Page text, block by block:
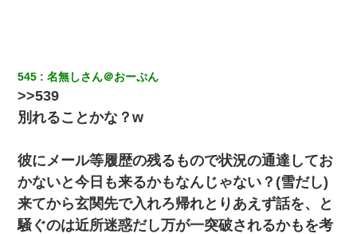
【衝撃】女友達から行為中に告白されてOKした結果
【驚愕】5000円でＪＫと行為してきたが後悔しかない…
３２歳俺「ずっと好きでした！！付き合って下さい！」 ２５歳
彼女「うん！！絶対幸せになろうね！！！！」 → ７年後ｗｗ
ｗｗｗ
545 名無しさん＠おーぷん
>>539
別れることかな？w
彼にメール等履歴の残るもので状況の通達してお
かないと今日も来るかもなんじゃない？(雪だし)
来てから玄関先で入れろ帰れとりあえず話を、と
騒ぐのは近所迷惑だし万が一突破されるかもを考